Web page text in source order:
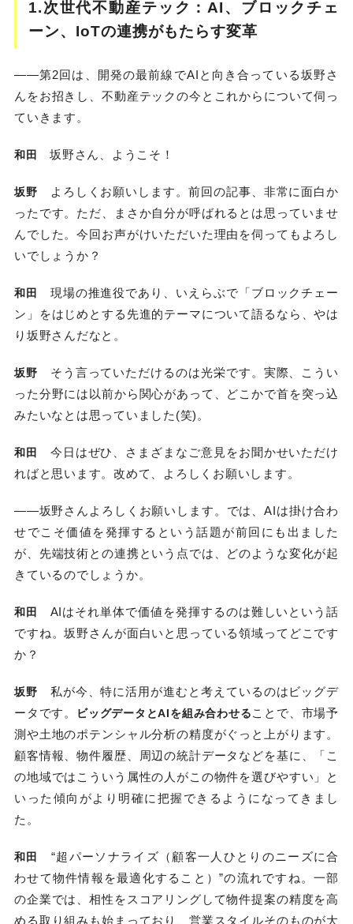
1.次世代不動産テック：AI、ブロックチェ
ーン、IoTの連携がもたらす変革
――第2回は、開発の最前線でAIと向き合っている坂野さ
んをお招きし、不動産テックの今とこれからについて伺っ
ていきます。
和田 坂野さん、ようこそ！
坂野 よろしくお願いします。前回の記事、非常に面白か
ったです。ただ、まさか自分が呼ばれるとは思っていませ
んでした。今回お声がけいただいた理由を伺ってもよろし
いでしょうか？
和田
現場の推進役であり、いえらぶで「ブロックチェー
ン」をはじめとする先進的テーマについて語るなら、やは
り坂野さんだなと。
坂野 そう言っていただけるのは光栄です。実際、こうい
った分野には以前から関心があって、どこかで首を突っ込
みたいなとは思っていました(笑)。
和田
今日はぜひ、さまざまなご意見をお聞かせいただけ
ればと思います。改めて、よろしくお願いします。
――坂野さんよろしくお願いします。では、AIは掛け合わ
せでこそ価値を発揮するという話題が前回にも出ました
が、先端技術との連携という点では、どのような変化が起
きているのでしょうか。
和田
AIはそれ単体で価値を発揮するのは難しいという話
ですね。坂野さんが面白いと思っている領域ってどこです
か？
坂野 私が今、特に活用が進むと考えているのはビッグデ
ータです。
ビッグデータとAIを組み合わせることで、市場予
測や土地のポテンシャル分析の精度がぐっと上がります。
顧客情報、物件履歴、周辺の統計データなどを基に、「こ
の地域ではこういう属性の人がこの物件を選びやすい」と
いった傾向がより明確に把握できるようになってきまし
た。
和田
“超パーソナライズ（顧客一人ひとりのニーズに合
わせて物件情報を最適化すること）”の流れですね。一部
の企業では、相性をスコアリングして物件提案の精度を高
める取り組みも始まっており、営業スタイルそのものが大